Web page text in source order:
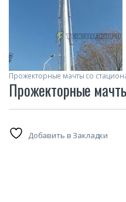
Прожекторные мачты со
Прожекторные
Добавить в Закладки